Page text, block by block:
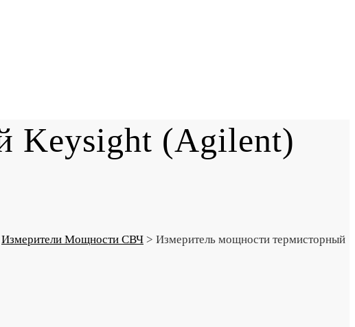
Keysight (Agilent)
Измерители Мощности СВЧ > Измеритель мощности термисторный